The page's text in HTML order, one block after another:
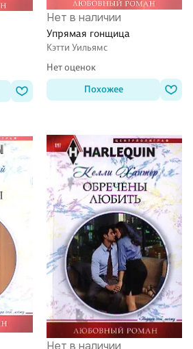
Нет в наличии
Упрямая гонщица
Кэтти Уильямс
Нет оценок
Похожее